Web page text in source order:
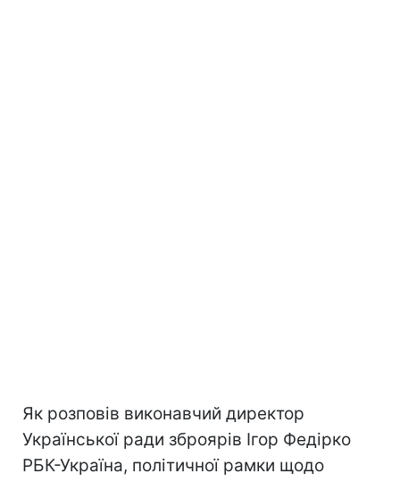
Як розповів виконавчий директор
Української ради зброярів Ігор Федірко
РБК-Україна, політичної рамки щодо